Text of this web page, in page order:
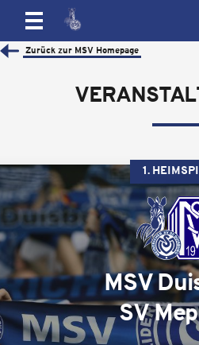
Zurück zur MSV Homepage
1.
MSV
SV